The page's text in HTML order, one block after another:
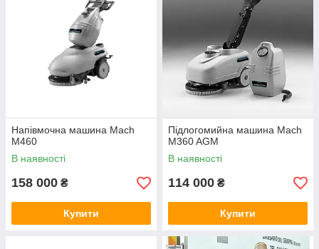
Напівмочна машина Mach
M460
В наявності
158 000 ₴
Купити
Підлогомийна машина Mach
M360 AGM
В наявності
114 000 ₴
Купити